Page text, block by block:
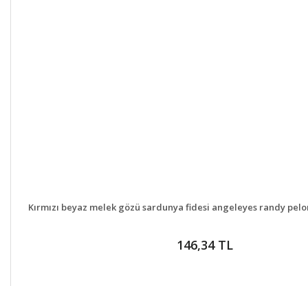
DETAYLAR
Kırmızı beyaz melek gözü sardunya fidesi angeleyes randy
146,34 TL